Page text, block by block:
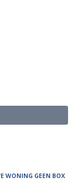
WONING GEEN BOX